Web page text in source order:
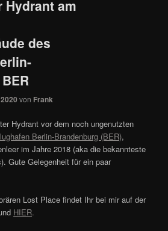
Hydrant am
des
von Frank
Hydrant vor dem noch ungenutzten
Berlin-Brandenburg (BER),
im Jahre 2018 (aka die bekannteste
Gute Gelegenheit für ein paar
Lost Place findet Ihr bei mir auf der
HIER.